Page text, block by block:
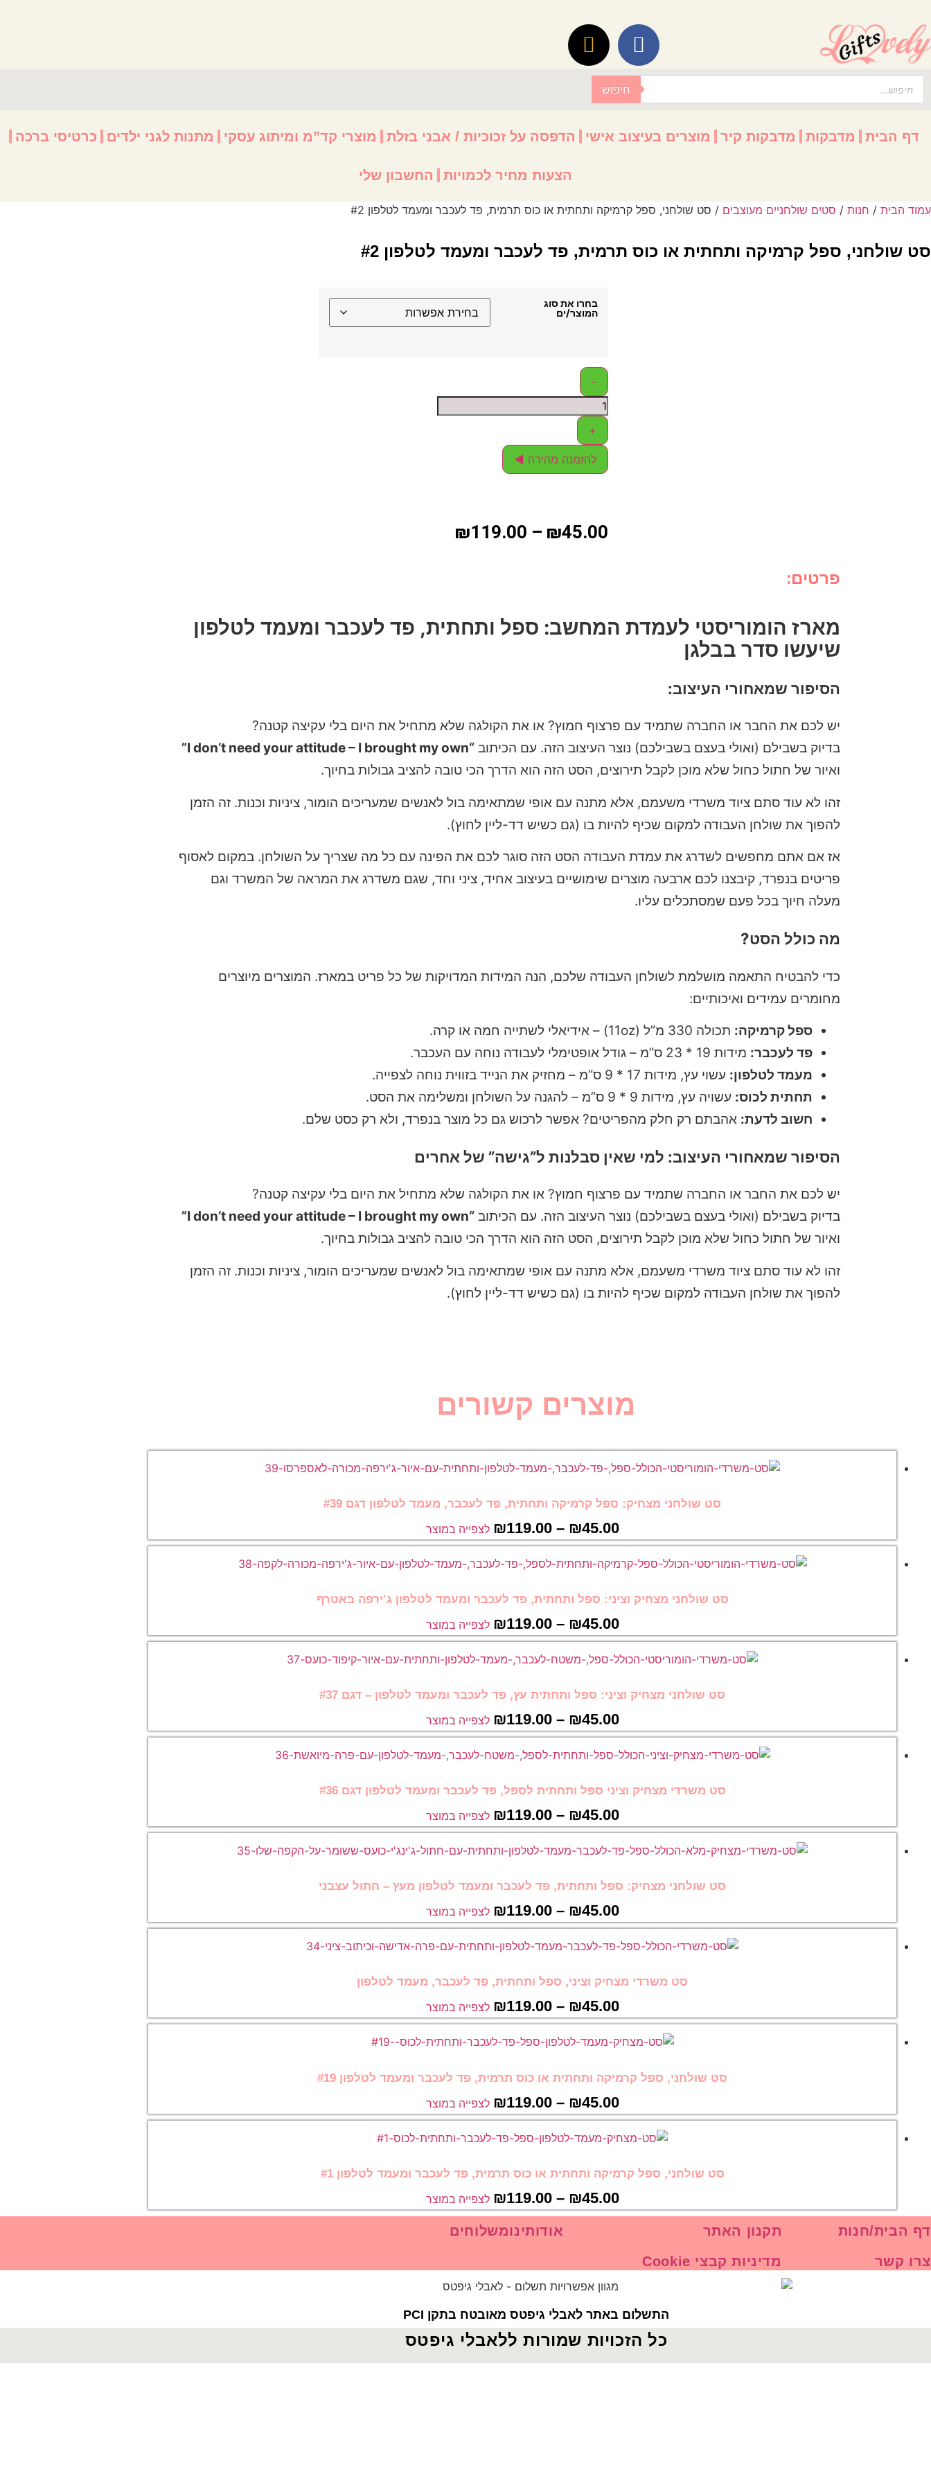
חיפוש
דף הבית מדבקות מדבקות קיר מוצרים בעיצוב אישי הדפסה על זכוכיות / אבני בזלת מוצרי קד”מ ומיתוג עסקי מתנות לגני ילדים כרטיסי ברכה
הצעות מחיר לכמויות החשבון שלי
עמוד הבית / חנות / סטים שולחניים מעוצבים / סט שולחני, ספל קרמיקה ותחתית או כוס תרמית, פד לעכבר ומעמד לטלפון #2
סט שולחני, ספל קרמיקה ותחתית או כוס תרמית, פד לעכבר ומעמד לטלפון #2
בחרו את סוג
המוצר/ים
-
+
להזמנה מהירה ◄
₪45.00
–
₪119.00
פרטים:
מארז הומוריסטי לעמדת המחשב: ספל ותחתית, פד לעכבר ומעמד לטלפון
שיעשו סדר בבלגן
הסיפור שמאחורי העיצוב:
יש לכם את החבר או החברה שתמיד עם פרצוף חמוץ? או את הקולגה שלא מתחיל את היום בלי עקיצה קטנה?
בדיוק בשבילם (ואולי בעצם בשבילכם) נוצר העיצוב הזה. עם הכיתוב “I don’t need your attitude – I brought my own”
ואיור של חתול כחול שלא מוכן לקבל תירוצים, הסט הזה הוא הדרך הכי טובה להציב גבולות בחיוך.
זהו לא עוד סתם ציוד משרדי משעמם, אלא מתנה עם אופי שמתאימה בול לאנשים שמעריכים הומור, ציניות וכנות. זה הזמן
להפוך את שולחן העבודה למקום שכיף להיות בו (גם כשיש דד-ליין לחוץ).
אז אם אתם מחפשים לשדרג את עמדת העבודה הסט הזה סוגר לכם את הפינה עם כל מה שצריך על השולחן. במקום לאסוף
פריטים בנפרד, קיבצנו לכם ארבעה מוצרים שימושיים בעיצוב אחיד, ציני וחד, שגם משדרג את המראה של המשרד וגם
מעלה חיוך בכל פעם שמסתכלים עליו.
מה כולל הסט?
כדי להבטיח התאמה מושלמת לשולחן העבודה שלכם, הנה המידות המדויקות של כל פריט במארז. המוצרים מיוצרים
מחומרים עמידים ואיכותיים:
ספל קרמיקה: תכולה 330 מ”ל (11oz) – אידיאלי לשתייה חמה או קרה.
פד לעכבר: מידות 19 * 23 ס”מ – גודל אופטימלי לעבודה נוחה עם העכבר.
מעמד לטלפון: עשוי עץ, מידות 17 * 9 ס”מ – מחזיק את הנייד בזווית נוחה לצפייה.
תחתית לכוס: עשויה עץ, מידות 9 * 9 ס”מ – להגנה על השולחן ומשלימה את הסט.
חשוב לדעת: אהבתם רק חלק מהפריטים? אפשר לרכוש גם כל מוצר בנפרד, ולא רק כסט שלם.
הסיפור שמאחורי העיצוב: למי שאין סבלנות ל”גישה” של אחרים
יש לכם את החבר או החברה שתמיד עם פרצוף חמוץ? או את הקולגה שלא מתחיל את היום בלי עקיצה קטנה?
בדיוק בשבילם (ואולי בעצם בשבילכם) נוצר העיצוב הזה. עם הכיתוב “I don’t need your attitude – I brought my own”
ואיור של חתול כחול שלא מוכן לקבל תירוצים, הסט הזה הוא הדרך הכי טובה להציב גבולות בחיוך.
זהו לא עוד סתם ציוד משרדי משעמם, אלא מתנה עם אופי שמתאימה בול לאנשים שמעריכים הומור, ציניות וכנות. זה הזמן
להפוך את שולחן העבודה למקום שכיף להיות בו (גם כשיש דד-ליין לחוץ).
מוצרים קשורים
סט שולחני מצחיק: ספל קרמיקה ותחתית, פד לעכבר, מעמד לטלפון דגם #39
₪45.00
–
₪119.00 לצפייה במוצר
סט שולחני מצחיק וציני: ספל ותחתית, פד לעכבר ומעמד לטלפון ג’ירפה באטרף
₪45.00
–
₪119.00 לצפייה במוצר
סט שולחני מצחיק וציני: ספל ותחתית עץ, פד לעכבר ומעמד לטלפון – דגם #37
₪45.00
–
₪119.00 לצפייה במוצר
סט משרדי מצחיק וציני ספל ותחתית לספל, פד לעכבר ומעמד לטלפון דגם #36
₪45.00
–
₪119.00 לצפייה במוצר
סט שולחני מצחיק: ספל ותחתית, פד לעכבר ומעמד לטלפון מעץ – חתול עצבני
₪45.00
–
₪119.00 לצפייה במוצר
סט משרדי מצחיק וציני, ספל ותחתית, פד לעכבר, מעמד לטלפון
₪45.00
–
₪119.00 לצפייה במוצר
סט שולחני, ספל קרמיקה ותחתית או כוס תרמית, פד לעכבר ומעמד לטלפון #19
₪45.00
–
₪119.00 לצפייה במוצר
סט שולחני, ספל קרמיקה ותחתית או כוס תרמית, פד לעכבר ומעמד לטלפון #1
₪45.00
–
₪119.00 לצפייה במוצר
דף הבית/חנות
צרו קשר
תקנון האתר
מדיניות קבצי Cookie
אודותינומשלוחים
התשלום באתר לאבלי גיפטס מאובטח בתקן PCI
כל הזכויות שמורות ללאבלי גיפטס